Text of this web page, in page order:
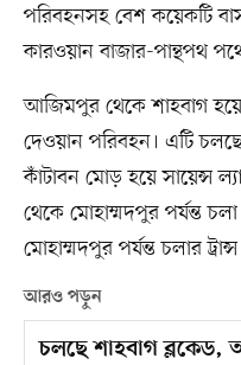
পরিবহনসহ বেশ কয়েকটি
কারওয়ান বাজার-পান্থপথ
আজিমপুর থেকে শাহবাগ
দেওয়ান পরিবহন। এটি
কাঁটাবন মোড় হয়ে সায়েন্স
থেকে মোহাম্মদপুর পর্যন্ত
মোহাম্মদপুর পর্যন্ত চলার
আরও পড়ুন
চলছে শাহবাগ ব্লকেড,